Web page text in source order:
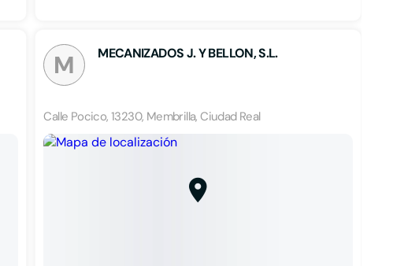
M MECANIZADOS J. Y BELLON, S.L.
Calle Pocico, 13230, Membrilla, Ciudad Real